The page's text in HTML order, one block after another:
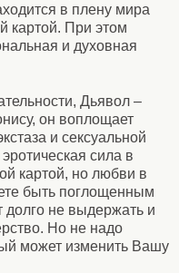
в плену мира
картой. При этом
и духовная
Дьявол –
он воплощает
и сексуальной
сила в
картой, но любви в
быть поглощенным
долго не выдержать и
Но не надо
может изменить Вашу